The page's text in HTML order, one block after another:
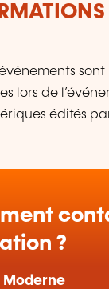
lors de
édités
?
Moderne